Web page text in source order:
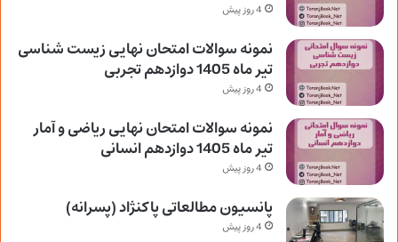
4 روز پیش
نمونه سوالات امتحان نهایی زیست شناسی
تیر ماه 1405 دوازدهم تجربی
4 روز پیش
نمونه سوالات امتحان نهایی ریاضی و آمار
تیر ماه 1405 دوازدهم انسانی
4 روز پیش
پانسیون مطالعاتی پاکنژاد (پسرانه)
4 روز پیش